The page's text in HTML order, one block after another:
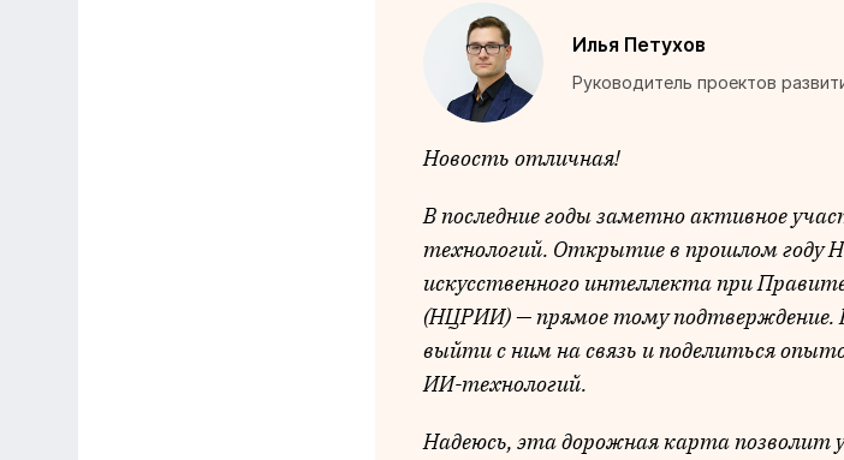
Илья Петухов
Руководитель проектов
Новость отличная!
В последние годы заметно активное
технологий. Открытие в прошлом году
искусственного интеллекта при
(НЦРИИ) — прямое тому
выйти с ним на связь и поделиться
ИИ-технологий.
Надеюсь, эта дорожная карта позволит